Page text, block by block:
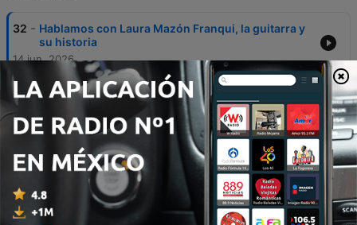
32 - Hablamos con Laura Mazón Franqui, la guitarra y
su historia
14 jun. 2026
- Ep.21 T.2 - Rodrigo Riera: la parábola de la tierra
T2 #Ep20 Sharin Isbin, entrevista exclusiva y su
album Guitar Passions
03 sep. 2025
29 - T2 #Ep.9 Entrevista exclusiva a David Russell por
Antonio Briceño